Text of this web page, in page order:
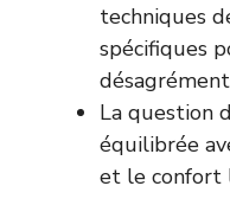
techniques
spécifiques
La question
équilibrée
et le confort